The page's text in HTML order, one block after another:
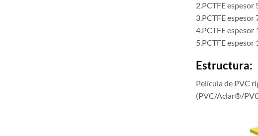
2.PCTFE
3.PCTFE
4.PCTFE
5.PCTFE
Estructura:
Película de PVC
(PVC/Aclar®/